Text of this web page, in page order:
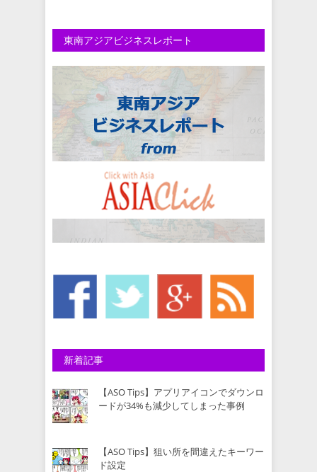
東南アジアビジネスレポート
新着記事
【ASO Tips】アプリアイコンでダウンロ
ードが34%も減少してしまった事例
【ASO Tips】狙い所を間違えたキーワー
ド設定